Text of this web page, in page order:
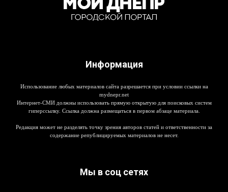
Информация
Использование любых материалов сайта разрешается при условии ссылки на
mydnepr.net
Интернет-СМИ должны использовать прямую открытую для поисковых систем
гиперссылку. Ссылка должна размещаться в первом абзаце материала.
Редакция может не разделять точку зрения авторов статей и ответственности за
содержание републицируемых материалов не несет.
Мы в соц сетях